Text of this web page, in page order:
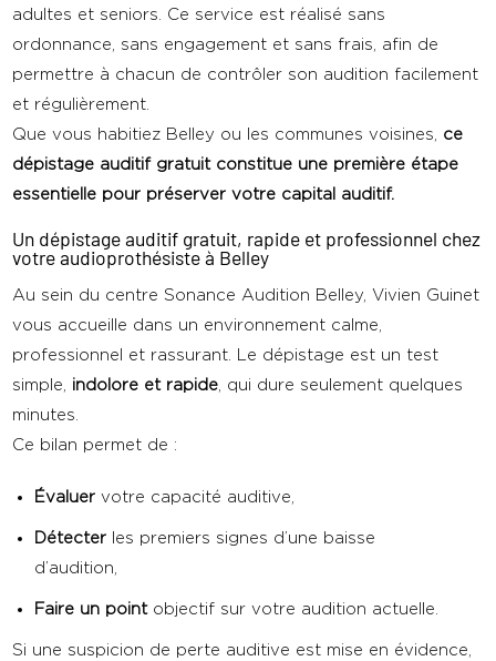
adultes et seniors. Ce service est réalisé sans
ordonnance, sans engagement et sans frais, afin de
permettre à chacun de contrôler son audition facilement
et régulièrement.
Que vous habitiez Belley ou les communes voisines, ce
dépistage auditif gratuit constitue une première étape
essentielle pour préserver votre capital auditif.
Un dépistage auditif gratuit, rapide et professionnel chez
votre audioprothésiste à Belley
Au sein du centre Sonance Audition Belley, Vivien Guinet
vous accueille dans un environnement calme,
professionnel et rassurant. Le dépistage est un test
simple, indolore et rapide, qui dure seulement quelques
minutes.
Ce bilan permet de :
Évaluer votre capacité auditive,
Détecter les premiers signes d’une baisse
d’audition,
Faire un pointobjectif sur votre audition actuelle.
Si une suspicion de perte auditive est mise en évidence,